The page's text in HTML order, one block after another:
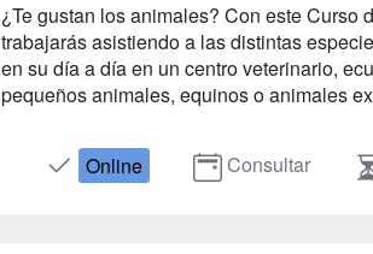
¿Te gustan los animales? Con este Curso
trabajarás asistiendo a las distintas
en su día a día en un centro veterinario,
pequeños animales, equinos o animales
Online Consultar